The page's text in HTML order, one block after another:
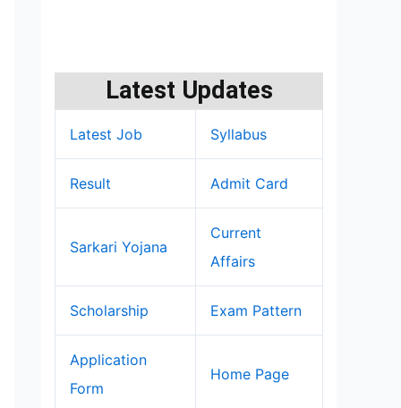
Latest Updates
Latest Job Syllabus
Result Admit Card
Sarkari Yojana
Current
Affairs
Scholarship Exam Pattern
Application
Form
Home Page